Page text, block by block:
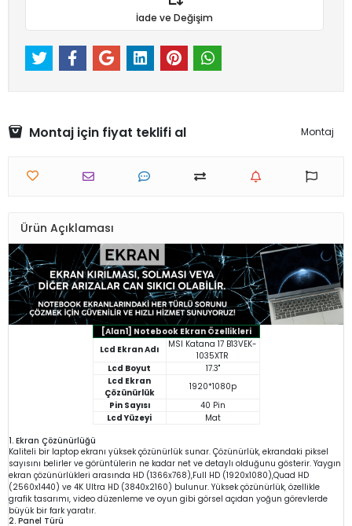
İade ve Değişim
Montaj için fiyat teklifi al Montaj
Ürün Açıklaması
[Alan1] Notebook Ekran Özellikleri
Lcd Ekran Adı
MSI Katana 17 B13VEK-
1035XTR
Lcd Boyut
17.3"
Lcd Ekran
Çözünürlük
1920*1080p
Pin Sayısı
40 Pin
Lcd Yüzeyi
Mat
1. Ekran Çözünürlüğü
Kaliteli bir laptop ekranı yüksek çözünürlük sunar. Çözünürlük, ekrandaki piksel
sayısını belirler ve görüntülerin ne kadar net ve detaylı olduğunu gösterir. Yaygın
ekran çözünürlükleri arasında HD (1366x768),Full HD (1920x1080),Quad HD
(2560x1440) ve 4K Ultra HD (3840x2160) bulunur. Yüksek çözünürlük, özellikle
grafik tasarımı, video düzenleme ve oyun gibi görsel açıdan yoğun görevlerde
büyük bir fark yaratır.
2. Panel Türü